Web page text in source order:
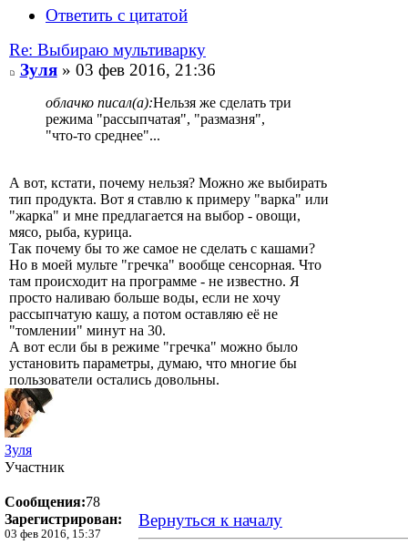
Ответить с цитатой
Re: Выбираю мультиварку
Зуля» 03 фев 2016, 21:36
облачко писал(а):Нельзя же сделать три
режима "рассыпчатая", "размазня",
"что-то среднее"...
А вот, кстати, почему нельзя? Можно же выбирать
тип продукта. Вот я ставлю к примеру "варка" или
"жарка" и мне предлагается на выбор - овощи,
мясо, рыба, курица.
Так почему бы то же самое не сделать с кашами?
Но в моей мульте "гречка" вообще сенсорная. Что
там происходит на программе - не известно. Я
просто наливаю больше воды, если не хочу
рассыпчатую кашу, а потом оставляю её не
"томлении" минут на 30.
А вот если бы в режиме "гречка" можно было
установить параметры, думаю, что многие бы
пользователи остались довольны.
Зуля
Участник
Сообщения:78
Зарегистрирован:
03 фев 2016, 15:37
Вернуться к началу